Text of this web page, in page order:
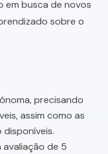
em busca de novos
sobre o
precisando
assim como as
de 5